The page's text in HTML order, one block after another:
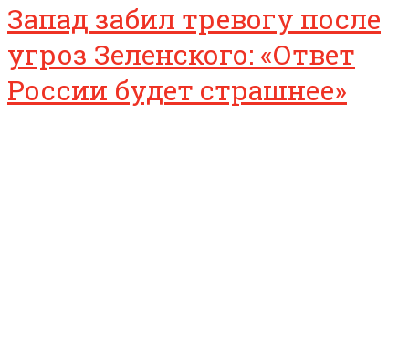
Запад забил тревогу после
угроз Зеленского: «Ответ
России будет страшнее»